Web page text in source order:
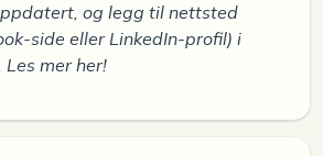
og legg til nettsted
side eller LinkedIn-profil) i
mer her!